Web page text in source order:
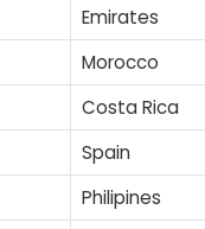
Emirates
Morocco
Costa Rica
Spain
Philipines